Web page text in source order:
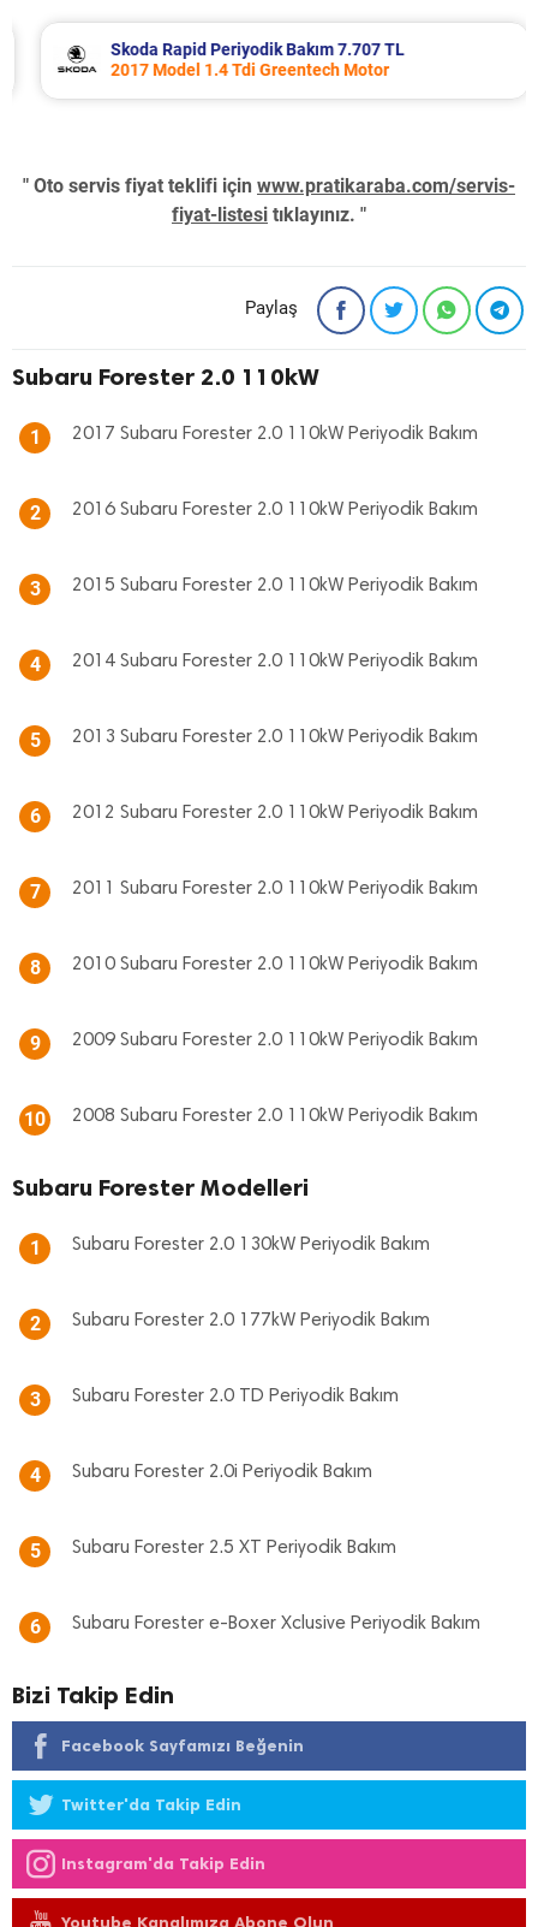
Skoda Rapid Periyodik Bakım 7.707 TL
2017 Model 1.4 Tdi Greentech Motor
" Oto servis fiyat teklifi için www.pratikaraba.com/servis-
fiyat-listesi tıklayınız. "
Paylaş
Subaru Forester 2.0 110kW
1 2017 Subaru Forester 2.0 110kW Periyodik Bakım
2 2016 Subaru Forester 2.0 110kW Periyodik Bakım
3 2015 Subaru Forester 2.0 110kW Periyodik Bakım
4 2014 Subaru Forester 2.0 110kW Periyodik Bakım
5 2013 Subaru Forester 2.0 110kW Periyodik Bakım
6 2012 Subaru Forester 2.0 110kW Periyodik Bakım
7 2011 Subaru Forester 2.0 110kW Periyodik Bakım
8 2010 Subaru Forester 2.0 110kW Periyodik Bakım
9 2009 Subaru Forester 2.0 110kW Periyodik Bakım
10 2008 Subaru Forester 2.0 110kW Periyodik Bakım
Subaru Forester Modelleri
1 Subaru Forester 2.0 130kW Periyodik Bakım
2 Subaru Forester 2.0 177kW Periyodik Bakım
3 Subaru Forester 2.0 TD Periyodik Bakım
4 Subaru Forester 2.0i Periyodik Bakım
5 Subaru Forester 2.5 XT Periyodik Bakım
6 Subaru Forester e-Boxer Xclusive Periyodik Bakım
Bizi Takip Edin
Facebook Sayfamızı Beğenin
Twitter'da Takip Edin
Instagram'da Takip Edin
Youtube Kanalımıza Abone Olun